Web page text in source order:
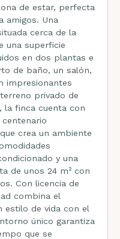
de estar, perfecta
amigos. Una
cerca de la
una superficie
en dos plantas e
de baño, un salón,
impresionantes
la finca cuenta con
crea un ambiente
y una
de unos 24 m² con
de
combina el
estilo de vida con el
único garantiza
que se